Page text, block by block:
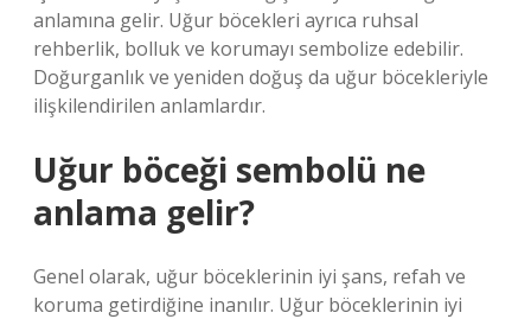
anlamına gelir. Uğur böcekleri ayrıca ruhsal
rehberlik, bolluk ve korumayı sembolize edebilir.
Doğurganlık ve yeniden doğuş da uğur böcekleriyle
ilişkilendirilen anlamlardır.
Uğur böceği sembolü ne
anlama gelir?
Genel olarak, uğur böceklerinin iyi şans, refah ve
koruma getirdiğine inanılır. Uğur böceklerinin iyi